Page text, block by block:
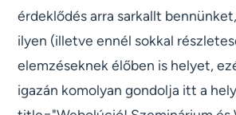
érdeklődés arra sarkallt
ilyen (illetve ennél sokkal
elemzéseknek élőben is helyet,
igazán komolyan gondolja itt a